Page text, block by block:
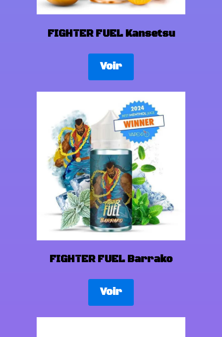
FIGHTER FUEL Kansetsu
Voir
FIGHTER FUEL Barrako
Voir